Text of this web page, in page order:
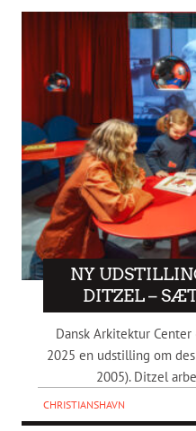
NY
DITZEL –
Dansk Arkitektur Center
2025 en udstilling om
2005). Ditzel
CHRISTIANSHAVN